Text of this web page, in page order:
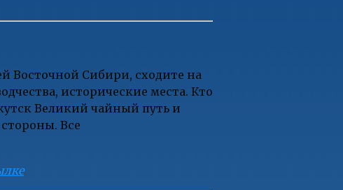
Восточной Сибири, сходите на
исторические места. Кто
Великий чайный путь и
Все
.